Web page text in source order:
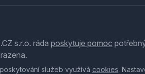
s.r.o. ráda poskytuje pomoc
služeb využívá cookies.